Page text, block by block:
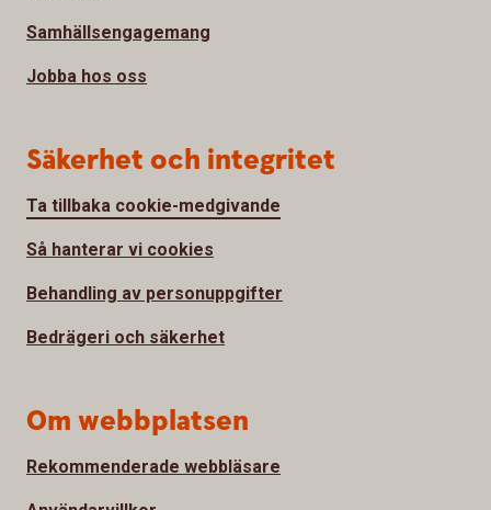
Samhällsengagemang
Jobba hos oss
Säkerhet och integritet
Ta tillbaka cookie-medgivande
Så hanterar vi cookies
Behandling av personuppgifter
Bedrägeri och säkerhet
Om webbplatsen
Rekommenderade webbläsare